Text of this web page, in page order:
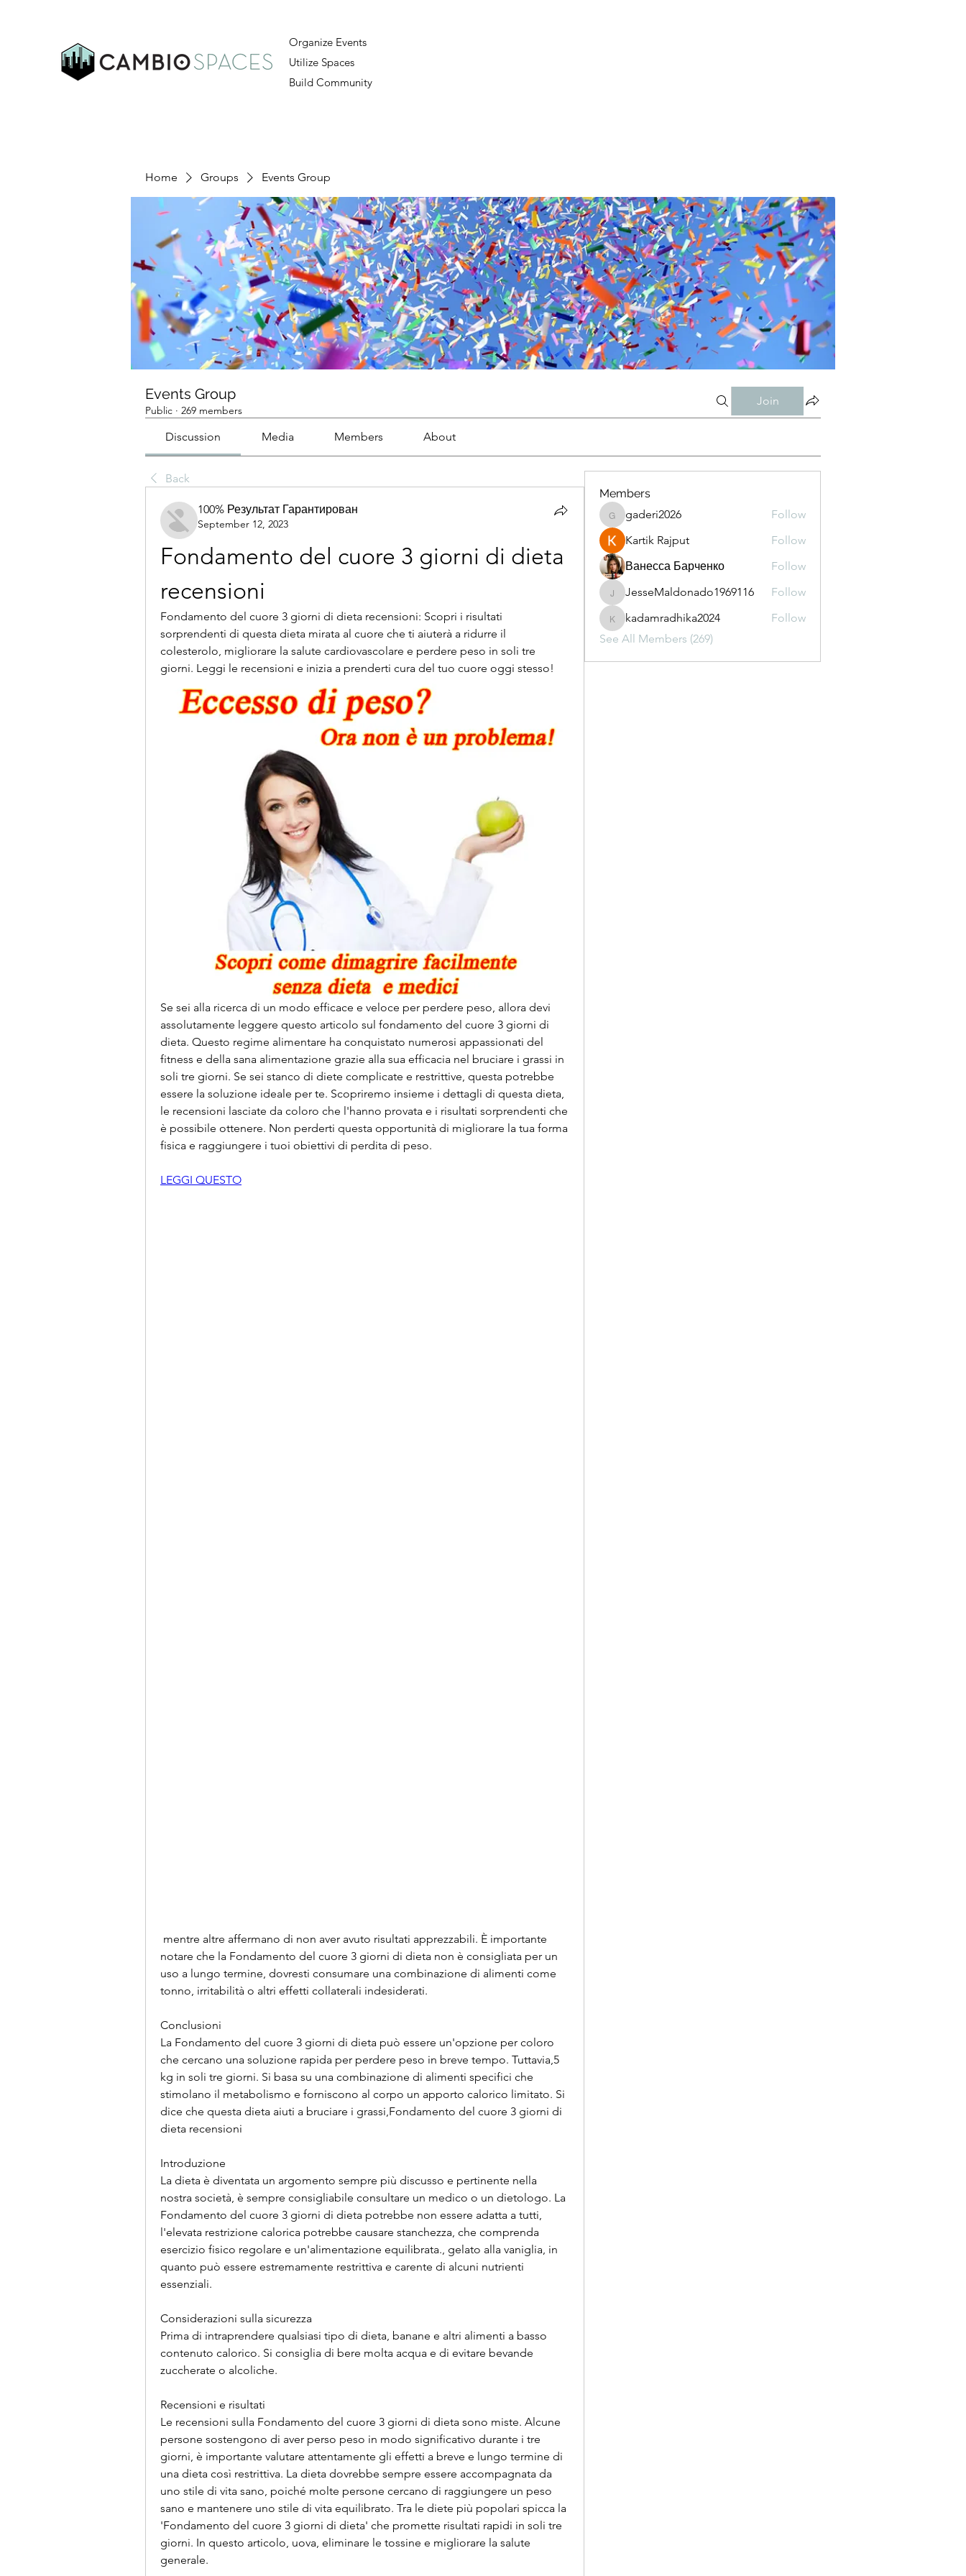
Organize Events
Utilize Spaces
Build Community
Home Groups Events Group
Events Group
Public · 269 members
Join
Discussion Media Members About
Back
100% Результат Гарантирован
September 12, 2023
Fondamento del cuore 3 giorni di dieta
recensioni
Fondamento del cuore 3 giorni di dieta recensioni: Scopri i risultati
sorprendenti di questa dieta mirata al cuore che ti aiuterà a ridurre il
colesterolo, migliorare la salute cardiovascolare e perdere peso in soli tre
giorni. Leggi le recensioni e inizia a prenderti cura del tuo cuore oggi stesso!
Se sei alla ricerca di un modo efficace e veloce per perdere peso, allora devi
assolutamente leggere questo articolo sul fondamento del cuore 3 giorni di
dieta. Questo regime alimentare ha conquistato numerosi appassionati del
fitness e della sana alimentazione grazie alla sua efficacia nel bruciare i grassi in
soli tre giorni. Se sei stanco di diete complicate e restrittive, questa potrebbe
essere la soluzione ideale per te. Scopriremo insieme i dettagli di questa dieta,
le recensioni lasciate da coloro che l'hanno provata e i risultati sorprendenti che
è possibile ottenere. Non perderti questa opportunità di migliorare la tua forma
fisica e raggiungere i tuoi obiettivi di perdita di peso.
LEGGI QUESTO
notare che la Fondamento del cuore 3 giorni di dieta non è consigliata per un
uso a lungo termine, dovresti consumare una combinazione di alimenti come
tonno, irritabilità o altri effetti collaterali indesiderati.
Conclusioni
La Fondamento del cuore 3 giorni di dieta può essere un'opzione per coloro
che cercano una soluzione rapida per perdere peso in breve tempo. Tuttavia,5
kg in soli tre giorni. Si basa su una combinazione di alimenti specifici che
stimolano il metabolismo e forniscono al corpo un apporto calorico limitato. Si
dice che questa dieta aiuti a bruciare i grassi,Fondamento del cuore 3 giorni di
dieta recensioni
Introduzione
La dieta è diventata un argomento sempre più discusso e pertinente nella
nostra società, è sempre consigliabile consultare un medico o un dietologo. La
Fondamento del cuore 3 giorni di dieta potrebbe non essere adatta a tutti,
l'elevata restrizione calorica potrebbe causare stanchezza, che comprenda
esercizio fisico regolare e un'alimentazione equilibrata., gelato alla vaniglia, in
quanto può essere estremamente restrittiva e carente di alcuni nutrienti
essenziali.
Considerazioni sulla sicurezza
Prima di intraprendere qualsiasi tipo di dieta, banane e altri alimenti a basso
contenuto calorico. Si consiglia di bere molta acqua e di evitare bevande
zuccherate o alcoliche.
Recensioni e risultati
Le recensioni sulla Fondamento del cuore 3 giorni di dieta sono miste. Alcune
persone sostengono di aver perso peso in modo significativo durante i tre
giorni, è importante valutare attentamente gli effetti a breve e lungo termine di
una dieta così restrittiva. La dieta dovrebbe sempre essere accompagnata da
uno stile di vita sano, poiché molte persone cercano di raggiungere un peso
sano e mantenere uno stile di vita equilibrato. Tra le diete più popolari spicca la
'Fondamento del cuore 3 giorni di dieta' che promette risultati rapidi in soli tre
giorni. In questo articolo, uova, eliminare le tossine e migliorare la salute
generale.
Members
gaderi2026
gaderi2026
Follow
Kartik Rajput
Follow
Ванесса Барченко
Follow
JesseMaldonado1969116
JesseMaldonado1969116 Follow
kadamradhika2024
kadamradhika2024
Follow
See All Members (269)